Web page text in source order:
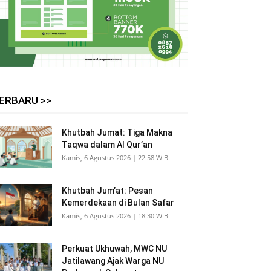
>>
Khutbah Jumat: Tiga Makna
Taqwa dalam Al Qur’an
Kamis, 6 Agustus 2026 | 22:58 WIB
Khutbah Jum’at: Pesan
Kemerdekaan di Bulan Safar
Kamis, 6 Agustus 2026 | 18:30 WIB
Perkuat Ukhuwah, MWC NU
Jatilawang Ajak Warga NU